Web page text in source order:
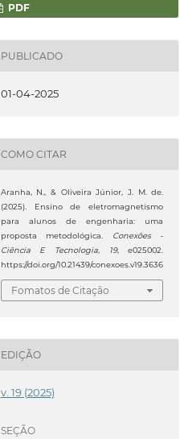
PDF
PUBLICADO
01-04-2025
COMO CITAR
Aranha, N., & Oliveira Júnior, J. M. de.
(2025). Ensino de eletromagnetismo
para alunos de engenharia: uma
proposta metodológica.
Conexões -
Ciência E Tecnologia, 19, e025002.
https://doi.org/10.21439/conexoes.v19.3636
Fomatos de Citação
EDIÇÃO
v. 19 (2025)
SEÇÃO